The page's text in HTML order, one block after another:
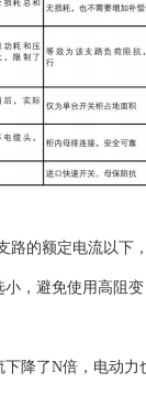
路的额定电流以
，避免使用高阻变
降了N倍，电动